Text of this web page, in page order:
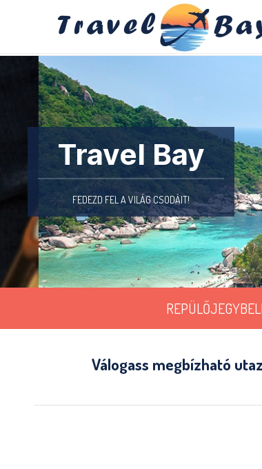
Travel Bay
FEDEZD FEL A VILÁG CSODÁIT!
REPÜLŐJEGY
Válogass megbízható